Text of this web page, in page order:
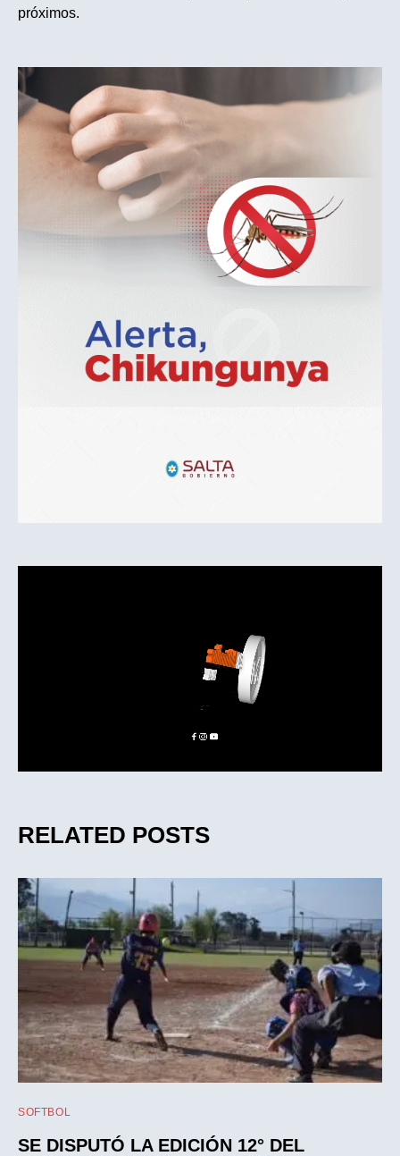
próximos.
RELATED POSTS
SOFTBOL
SE DISPUTÓ LA EDICIÓN 12° DEL